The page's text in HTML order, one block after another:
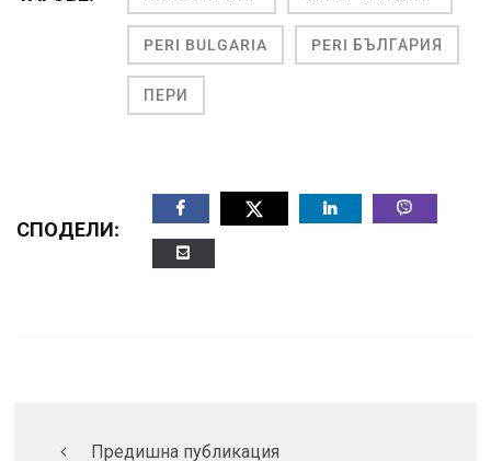
PERI BULGARIA PERI БЪЛГАРИЯ
ПЕРИ
СПОДЕЛИ:
Предишна публикация